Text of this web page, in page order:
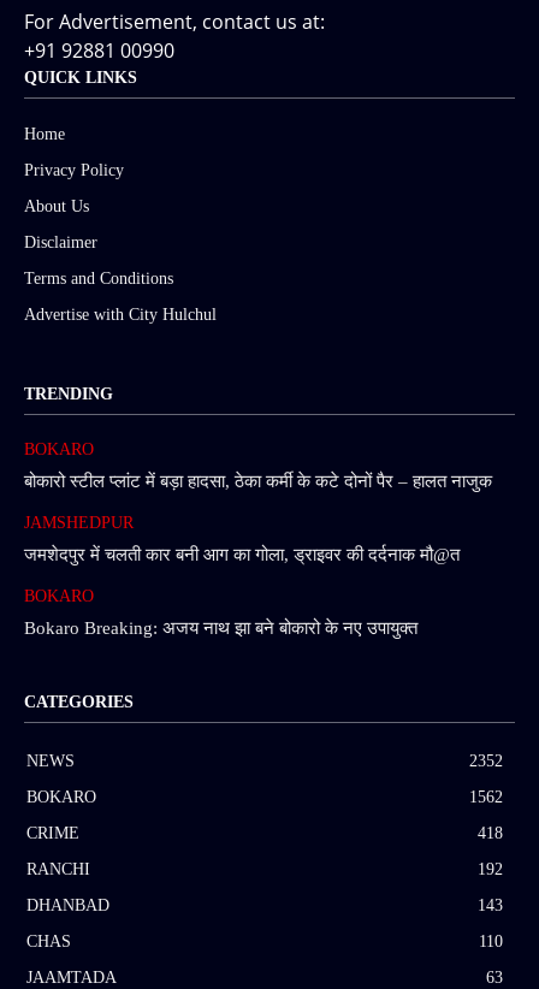
For Advertisement, contact us at:
+91 92881 00990
QUICK LINKS
Home
Privacy Policy
About Us
Disclaimer
Terms and Conditions
Advertise with City Hulchul
TRENDING
BOKARO
बोकारो स्टील प्लांट में बड़ा हादसा, ठेका कर्मी के कटे दोनों पैर – हालत नाजुक
JAMSHEDPUR
जमशेदपुर में चलती कार बनी आग का गोला, ड्राइवर की दर्दनाक मौ@त
BOKARO
Bokaro Breaking: अजय नाथ झा बने बोकारो के नए उपायुक्त
CATEGORIES
NEWS
2352
BOKARO
1562
CRIME
418
RANCHI
192
DHANBAD
143
CHAS
110
JAAMTADA
63